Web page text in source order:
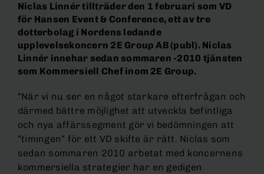
Niclas Linnér tillträder den 1 februari som VD
för Hansen Event & Conference, ett av tre
dotterbolag i Nordens ledande
upplevelsekoncern 2E Group AB (publ). Niclas
Linnér innehar sedan sommaren -2010 tjänsten
som Kommersiell Chef inom 2E Group.
”När vi nu ser en något starkare efterfrågan och
därmed bättre möjlighet att utveckla befintliga
och nya affärssegment gör vi bedömningen att
”timingen” för ett VD skifte är rätt. Niclas som
sedan sommaren 2010 arbetat med koncernens
kommersiella strategier har en gedigen